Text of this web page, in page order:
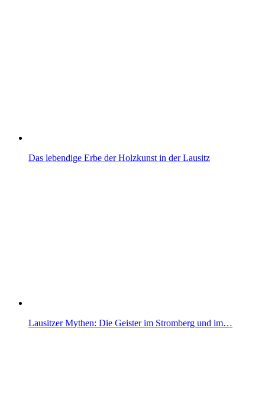
Das lebendige Erbe der Holzkunst in der Lausitz
Lausitzer Mythen: Die Geister im Stromberg und im…